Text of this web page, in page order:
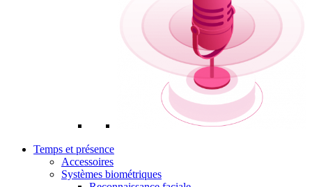
Temps et présence
Accessoires
Systèmes biométriques